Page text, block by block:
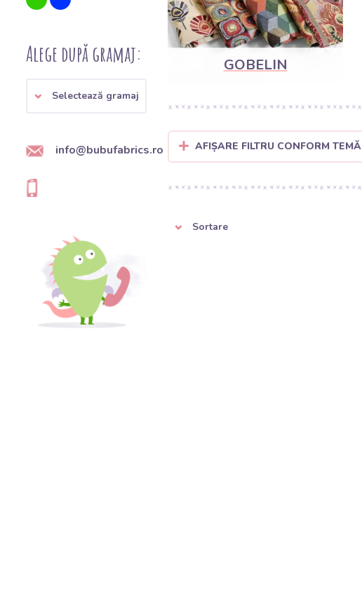
Alege după gramaj:
Selectează gramaj
info@bubufabrics.ro
GOBELIN
AFIȘARE FILTRU CONFORM TEMĂ
Sortare